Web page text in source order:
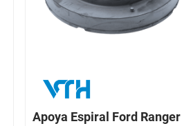
Apoya Espiral Ford Ranger